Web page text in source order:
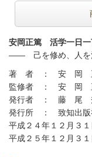
安岡正篤 活学一日一
—— 己を修め、人
著 者 ： 安 岡
監修者 ： 安 岡
発行者 ： 藤 尾
発行所 ： 致知出版
平成２４年１２月３
平成２５年１２月３１